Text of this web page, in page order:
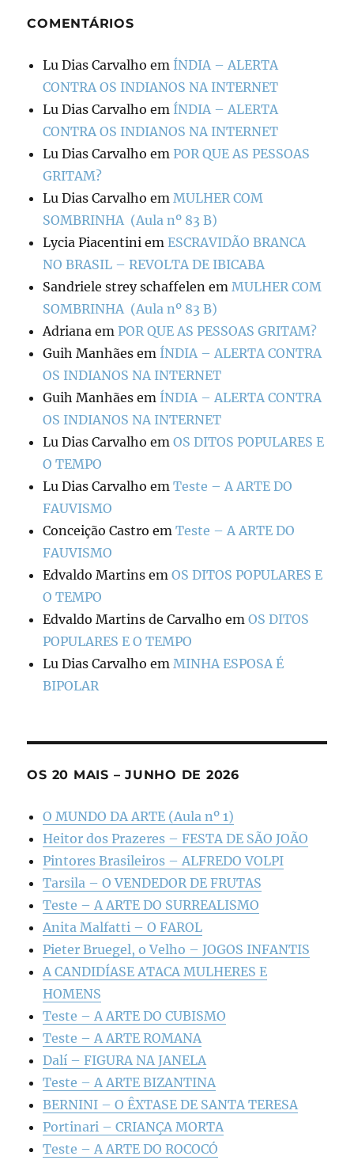
COMENTÁRIOS
Lu Dias Carvalho em ÍNDIA – ALERTA
CONTRA OS INDIANOS NA INTERNET
Lu Dias Carvalho em ÍNDIA – ALERTA
CONTRA OS INDIANOS NA INTERNET
Lu Dias Carvalho emPOR QUE AS PESSOAS
GRITAM?
Lu Dias Carvalho emMULHER COM
SOMBRINHA (Aula nº 83 B)
Lycia Piacentini emESCRAVIDÃO BRANCA
NO BRASIL – REVOLTA DE IBICABA
Sandriele strey schaffelen emMULHER COM
SOMBRINHA (Aula nº 83 B)
Adriana emPOR QUE AS PESSOAS GRITAM?
Guih Manhães em ÍNDIA – ALERTA CONTRA
OS INDIANOS NA INTERNET
Guih Manhães em ÍNDIA – ALERTA CONTRA
OS INDIANOS NA INTERNET
Lu Dias Carvalho emOS DITOS POPULARES E
O TEMPO
Lu Dias Carvalho emTeste – A ARTE DO
FAUVISMO
Conceição Castro emTeste – A ARTE DO
FAUVISMO
Edvaldo Martins emOS DITOS POPULARES E
O TEMPO
Edvaldo Martins de Carvalho emOS DITOS
POPULARES E O TEMPO
Lu Dias Carvalho emMINHA ESPOSA É
BIPOLAR
OS 20 MAIS – JUNHO DE 2026
O MUNDO DA ARTE (Aula nº 1)
Heitor dos Prazeres – FESTA DE SÃO JOÃO
Pintores Brasileiros – ALFREDO VOLPI
Tarsila – O VENDEDOR DE FRUTAS
Teste – A ARTE DO SURREALISMO
Anita Malfatti – O FAROL
Pieter Bruegel, o Velho – JOGOS INFANTIS
A CANDIDÍASE ATACA MULHERES E
HOMENS
Teste – A ARTE DO CUBISMO
Teste – A ARTE ROMANA
Dalí – FIGURA NA JANELA
Teste – A ARTE BIZANTINA
BERNINI – O ÊXTASE DE SANTA TERESA
Portinari – CRIANÇA MORTA
Teste – A ARTE DO ROCOCÓ